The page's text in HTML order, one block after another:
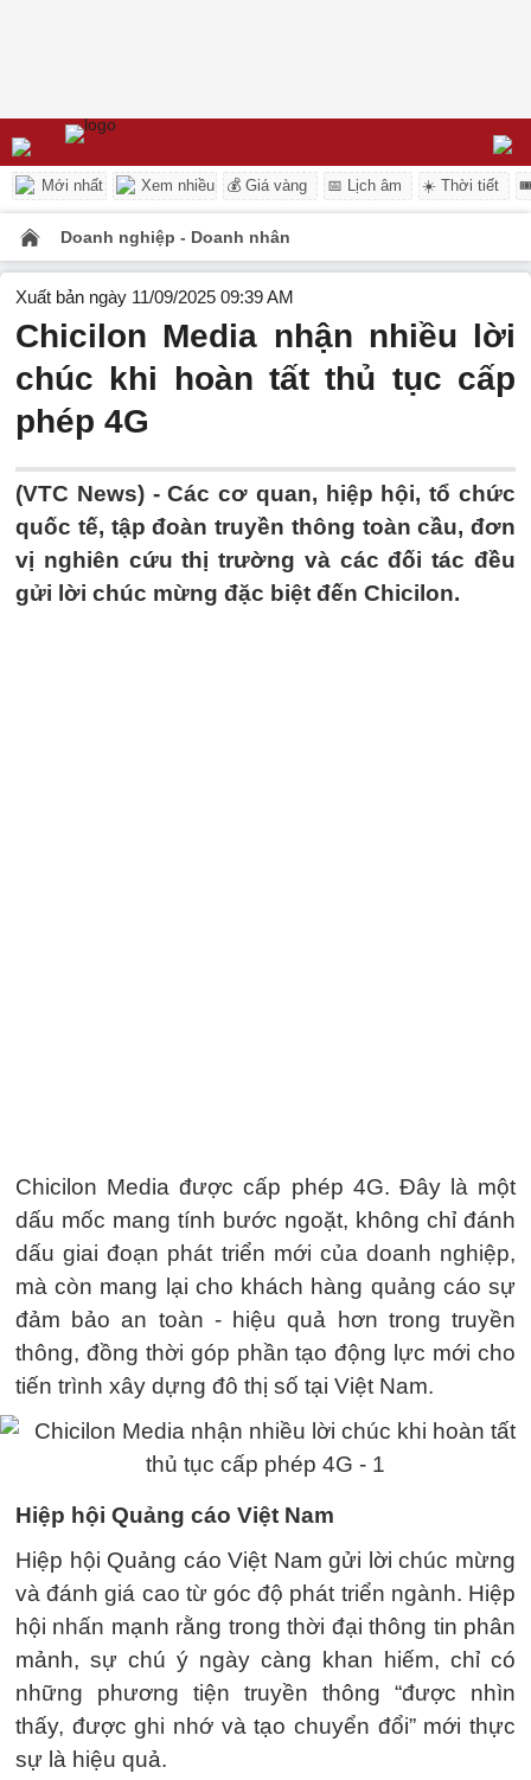
Mới nhất Xem nhiều 💰 Giá vàng 📅 Lịch âm ☀️ Thời tiết
Doanh nghiệp - Doanh nhân
Xuất bản ngày 11/09/2025 09:39 AM
Chicilon Media nhận nhiều lời
chúc khi hoàn tất thủ tục cấp
phép 4G
(VTC News) -Các cơ quan, hiệp hội, tổ chức
quốc tế, tập đoàn truyền thông toàn cầu, đơn
vị nghiên cứu thị trường và các đối tác đều
gửi lời chúc mừng đặc biệt đến Chicilon.
Chicilon Media được cấp phép 4G. Đây là một
dấu mốc mang tính bước ngoặt, không chỉ đánh
dấu giai đoạn phát triển mới của doanh nghiệp,
mà còn mang lại cho khách hàng quảng cáo sự
đảm bảo an toàn - hiệu quả hơn trong truyền
thông, đồng thời góp phần tạo động lực mới cho
tiến trình xây dựng đô thị số tại Việt Nam.
Hiệp hội Quảng cáo Việt Nam
Hiệp hội Quảng cáo Việt Nam gửi lời chúc mừng
và đánh giá cao từ góc độ phát triển ngành. Hiệp
hội nhấn mạnh rằng trong thời đại thông tin phân
mảnh, sự chú ý ngày càng khan hiếm, chỉ có
những phương tiện truyền thông “được nhìn
thấy, được ghi nhớ và tạo chuyển đổi” mới thực
sự là hiệu quả.